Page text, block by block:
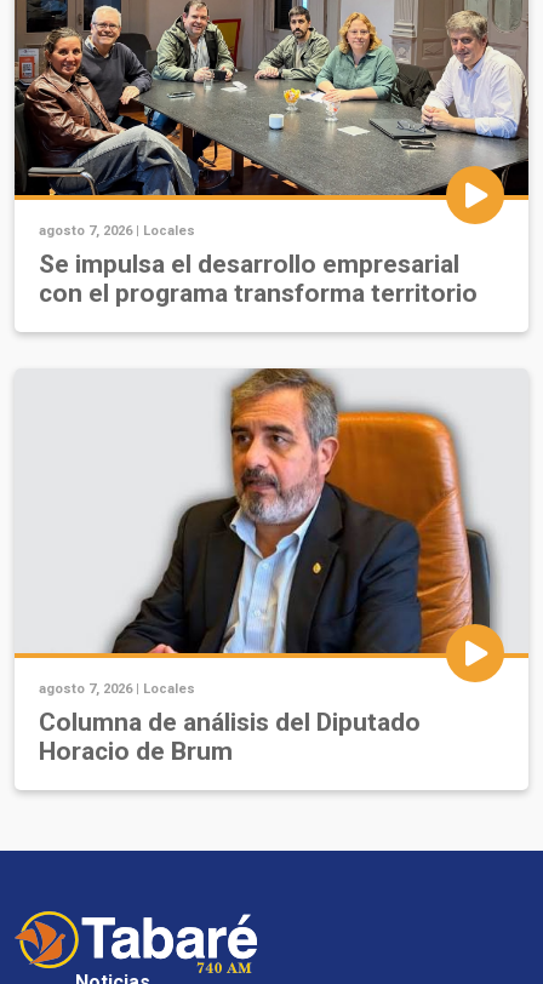
agosto 7, 2026 | Locales
Se impulsa el desarrollo empresarial
con el programa transforma territorio
agosto 7, 2026 | Locales
Columna de análisis del Diputado
Horacio de Brum